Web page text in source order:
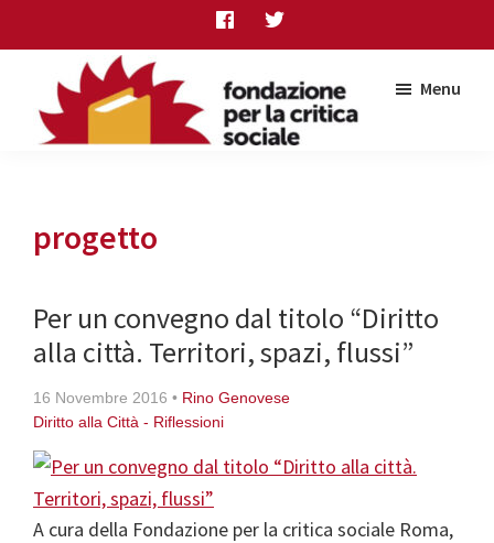
to
content
to
primary
sidebar
to
sociale
Menu
progetto
Per un convegno dal titolo “Diritto
alla città. Territori, spazi, flussi”
16 Novembre 2016 • Rino Genovese
Diritto alla Città - Riflessioni
A cura della Fondazione per la critica sociale Roma,